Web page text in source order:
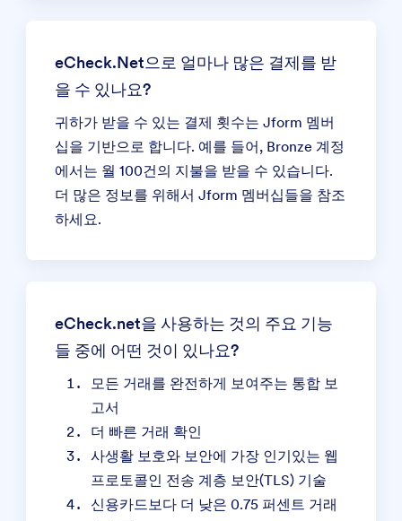
eCheck.Net으로 얼마나 많은 결제를 받
을 수 있나요?
귀하가 받을 수 있는 결제 횟수는 Jform 멤버
십을 기반으로 합니다. 예를 들어, Bronze 계정
에서는 월 100건의 지불을 받을 수 있습니다.
더 많은 정보를 위해서Jform 멤버십들을 참조
하세요.
eCheck.net을 사용하는 것의 주요 기능
들 중에 어떤 것이 있나요?
모든 거래를 완전하게 보여주는 통합 보
고서
더 빠른 거래 확인
사생활 보호와 보안에 가장 인기있는 웹
프로토콜인 전송 계층 보안(TLS) 기술
신용카드보다 더 낮은 0.75 퍼센트 거래